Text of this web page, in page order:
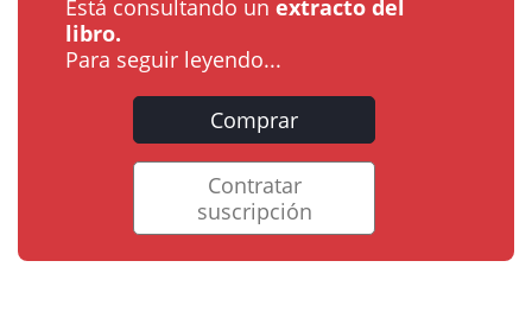
Está consultando un extracto del
libro.
Para seguir leyendo...
Comprar
Contratar
suscripción